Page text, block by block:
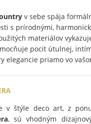
v sebe spája
s prírodnými,
materiálov
pocit útulnej,
elegancie priamo vo
v štýle deco art, z
, sú vhodným